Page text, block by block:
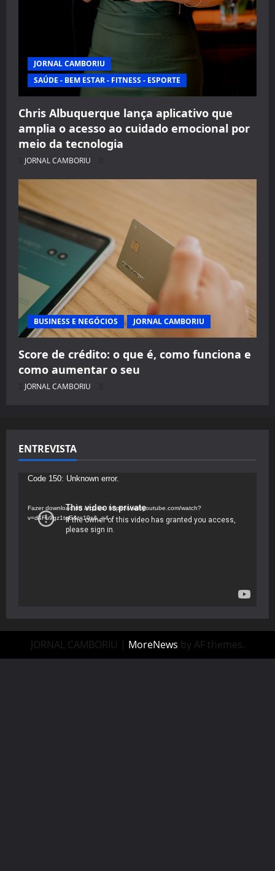
JORNAL CAMBORIU
SAÚDE - BEM ESTAR - FITNESS - ESPORTE
Chris Albuquerque lança aplicativo que
amplia o acesso ao cuidado emocional por
meio da tecnologia
JORNAL CAMBORIU
BUSINESS E NEGÓCIOS JORNAL CAMBORIU
Score de crédito: o que é, como funciona e
como aumentar o seu
JORNAL CAMBORIU
ENTREVISTA
Tocador
vídeo
Code 150: Unknown error.
Fazer download do arquivo: https://www.youtube.com/watch?
v=d4Fu9gz1tqE&t=19s&_=4
JORNAL CAMBORIU | MoreNews by AF themes.